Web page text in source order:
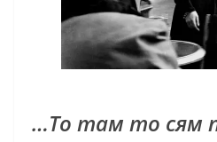
…То там то сям